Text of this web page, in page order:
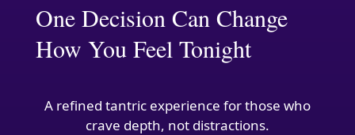
One Decision Can Change
How You Feel Tonight
A refined tantric experience for those who
crave depth, not distractions.